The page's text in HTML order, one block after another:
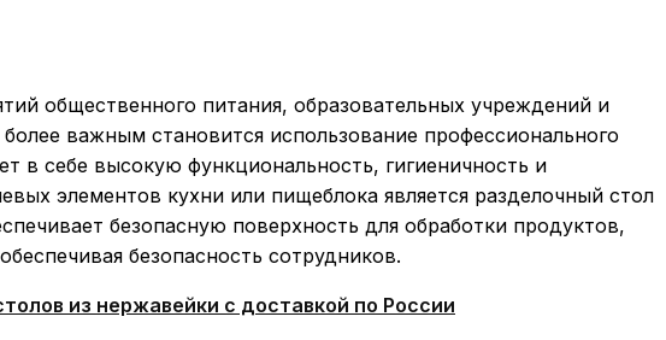
общественного питания, образовательных учреждений и
важным становится использование профессионального
в себе высокую функциональность, гигиеничность и
элементов кухни или пищеблока является разделочный стол
безопасную поверхность для обработки продуктов,
безопасность сотрудников.
из нержавейки с доставкой по России